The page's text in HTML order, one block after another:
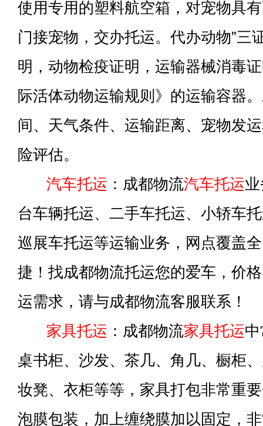
使用专用的塑料航空箱，对宠物具
门接宠物，交办托运。代办动物”三
明，动物检疫证明，运输器械消毒
际活体动物运输规则》的运输容器
间、天气条件、运输距离、宠物发
险评估。
汽车托运 ：成都物流汽车托运
台车辆托运、二手车托运、小轿车
巡展车托运等运输业务，网点覆盖
捷！找成都物流托运您的爱车，价
运需求，请与成都物流客服联系！
家具托运 ：成都物流家具托运
桌书柜、沙发、茶几、角几、橱柜
妆凳、衣柜等等，家具打包非常重
泡膜包装，加上缠绕膜加以固定，